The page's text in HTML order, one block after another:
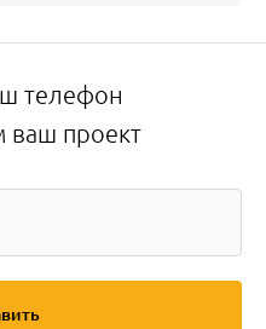
телефон
ваш проект